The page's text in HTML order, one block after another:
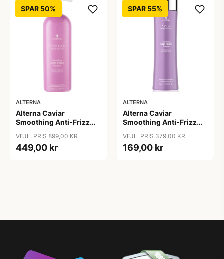
SPAR 50%
ALTERNA
Alterna Caviar
Smoothing Anti-Frizz
VEJL. PRIS 899,00 KR
449,00 kr
SPAR 55%
ALTERNA
Alterna Caviar
Smoothing Anti-Frizz
VEJL. PRIS 379,00 KR
169,00 kr